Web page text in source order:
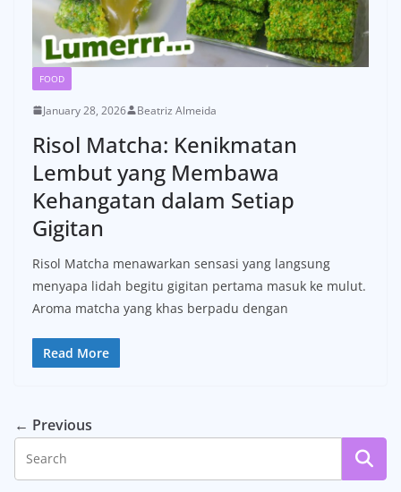
FOOD
January 28, 2026 Beatriz Almeida
Risol Matcha: Kenikmatan
Lembut yang Membawa
Kehangatan dalam Setiap
Gigitan
Risol Matcha menawarkan sensasi yang langsung
menyapa lidah begitu gigitan pertama masuk ke mulut.
Aroma matcha yang khas berpadu dengan
Read More
← Previous